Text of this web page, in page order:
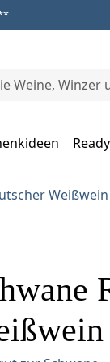
Weißwein